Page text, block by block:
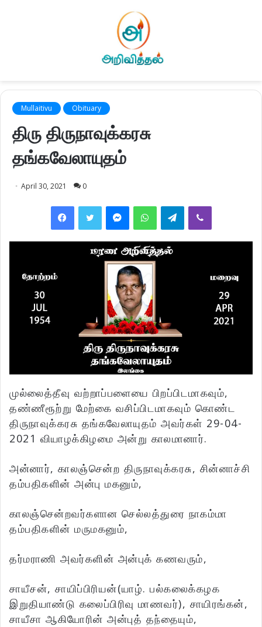
Mullaitivu Obituary
திரு திருநாவுக்கரசு
தங்கவேலாயுதம்
April 30, 2021 0
FacebookTwitter MessengerWhatsAppTelegramViber
முல்லைத்தீவு வற்றாப்பளையை பிறப்பிடமாகவும்,
தண்ணீரூற்று மேற்கை வசிப்பிடமாகவும் கொண்ட
திருநாவுக்கரசு தங்கவேலாயுதம் அவர்கள் 29-04-
2021 வியாழக்கிழமை அன்று காலமானார்.
அன்னார், காலஞ்சென்ற திருநாவுக்கரசு, சின்னாச்சி
தம்பதிகளின் அன்பு மகனும்,
காலஞ்சென்றவர்களான செல்லத்துரை நாகம்மா
தம்பதிகளின் மருமகனும்,
தர்மராணி அவர்களின் அன்புக் கணவரும்,
சாயீசன், சாயிப்பிரியன்(யாழ். பல்கலைக்கழக
இறுதியாண்டு கலைப்பிரிவு மாணவர்), சாயிரங்கன்,
சாயீசா ஆகியோரின் அன்புத் தந்தையும்,